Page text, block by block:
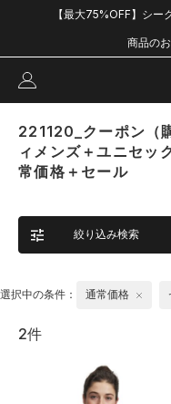
【最大75%OFF】シー
商品の
221120_クーポン（
ィメンズ＋ユニセッ
常価格＋セール
絞り込み検索
選択中の条件： 通常価格
2件